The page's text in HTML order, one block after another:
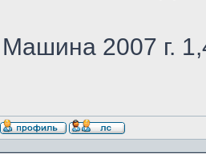
Машина 2007 г.